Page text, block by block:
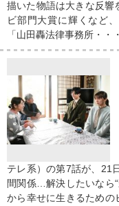
描いた物語は大きな反響
ビ部門大賞に輝くなど
「山田轟法律事務所・・・
テレ系）の第7話が、
間関係…解決したいなら
から幸せに生きるため